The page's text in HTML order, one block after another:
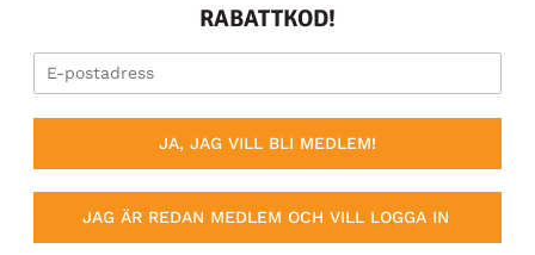
RABATTKOD!
JA, JAG VILL BLI MEDLEM!
JAG ÄR REDAN MEDLEM OCH VILL LOGGA IN